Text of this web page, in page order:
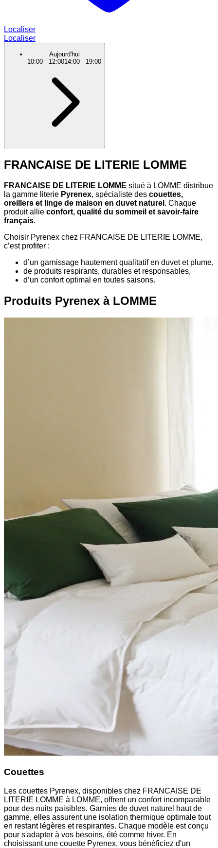
Localiser
Localiser
Aujourd'hui
10:00 - 12:0014:00 - 19:00
FRANCAISE DE LITERIE LOMME
FRANCAISE DE LITERIE LOMME situé à LOMME distribue
la gamme literie Pyrenex, spécialiste des couettes,
oreillers et linge de maison en duvet naturel . Chaque
produit allie confort, qualité du sommeil et savoir-faire
français.
Choisir Pyrenex chez FRANCAISE DE LITERIE LOMME,
c’est profiter :
d’un garnissage hautement qualitatif en duvet et plume,
de produits respirants, durables et responsables,
d’un confort optimal en toutes saisons.
Produits Pyrenex à LOMME
Couettes
Les couettes Pyrenex, disponibles chez FRANCAISE DE
LITERIE LOMME à LOMME, offrent un confort incomparable
pour des nuits paisibles. Garnies de duvet naturel haut de
gamme, elles assurent une isolation thermique optimale tout
en restant légères et respirantes. Chaque modèle est conçu
pour s'adapter à vos besoins, été comme hiver. En
choisissant une couette Pyrenex, vous bénéficiez d'un